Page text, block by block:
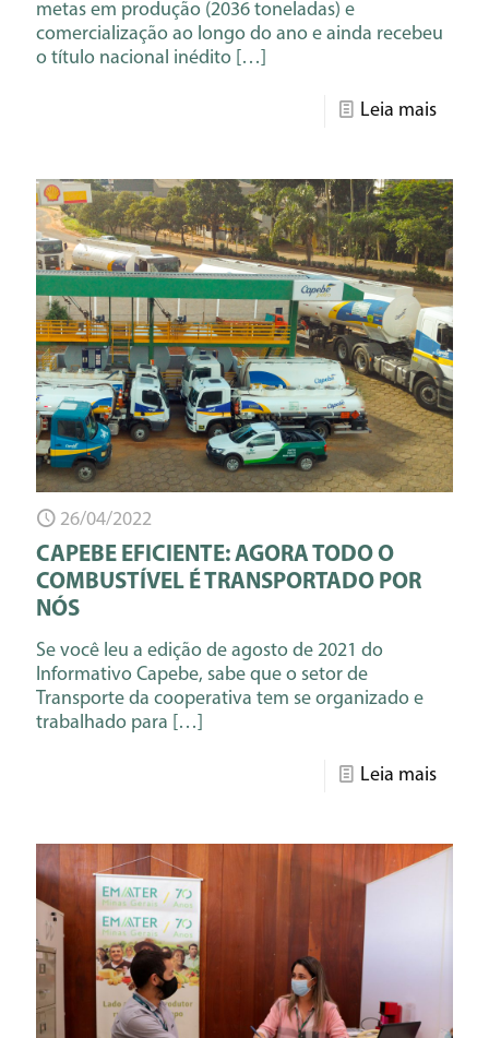
metas em produção (2036 toneladas) e
comercialização ao longo do ano e ainda recebeu
o título nacional inédito […]
Leia mais
26/04/2022
CAPEBE EFICIENTE: AGORA TODO O
COMBUSTÍVEL É TRANSPORTADO POR
NÓS
Se você leu a edição de agosto de 2021 do
Informativo Capebe, sabe que o setor de
Transporte da cooperativa tem se organizado e
trabalhado para […]
Leia mais